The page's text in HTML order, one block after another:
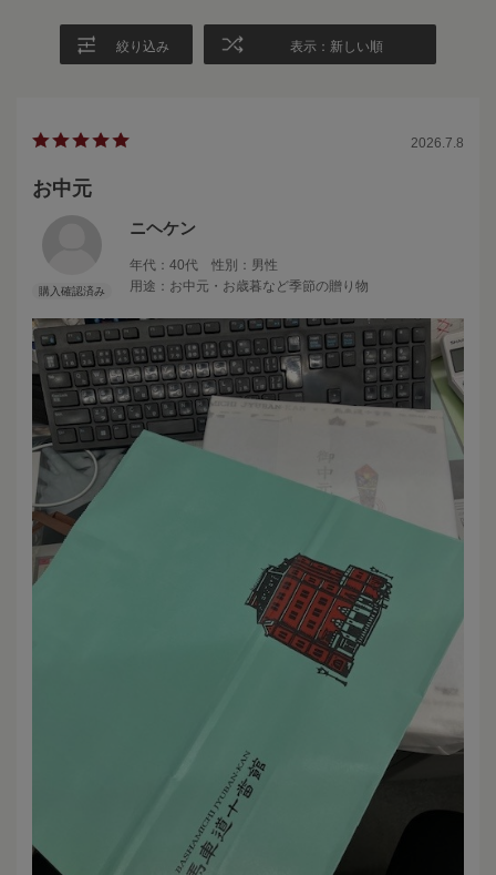
絞り込み 表示：新しい順
2026.7.8
お中元
ニヘケン
年代： 40代 性別： 男性
用途： お中元・お歳暮など季節の贈り物